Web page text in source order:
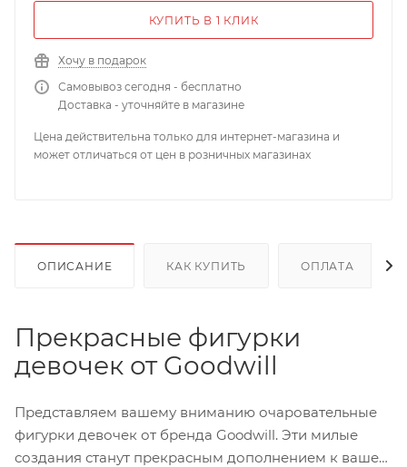
КУПИТЬ В 1 КЛИК
Хочу в подарок
Самовывоз сегодня - бесплатно
Доставка - уточняйте в магазине
Цена действительна только для интернет-магазина и
может отличаться от цен в розничных магазинах
ОПИСАНИЕ КАК КУПИТЬ ОПЛАТА
Прекрасные фигурки
девочек от Goodwill
Представляем вашему вниманию очаровательные
фигурки девочек от бренда Goodwill. Эти милые
создания станут прекрасным дополнением к вашей